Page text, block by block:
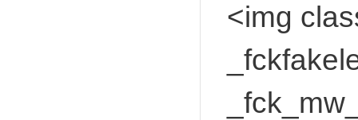
<img